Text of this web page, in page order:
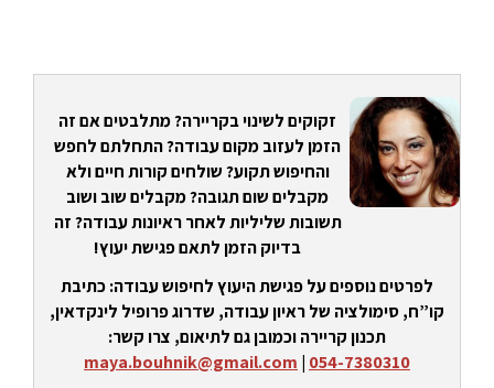
זקוקים לשינוי בקריירה? מתלבטים אם זה
הזמן לעזוב מקום עבודה? התחלתם לחפש
והחיפוש תקוע? שולחים קורות חיים ולא
מקבלים שום תגובה? מקבלים שוב ושוב
תשובות שליליות לאחר ראיונות עבודה? זה
בדיוק הזמן לתאם פגישת יעוץ!
לפרטים נוספים על פגישת היעוץ לחיפוש עבודה: כתיבת
קו”ח, סימולציה של ראיון עבודה, שדרוג פרופיל לינקדאין,
תכנון קריירה וכמובן גם לתיאום, צרו קשר:
054-7380310
|
maya.bouhnik@gmail.com